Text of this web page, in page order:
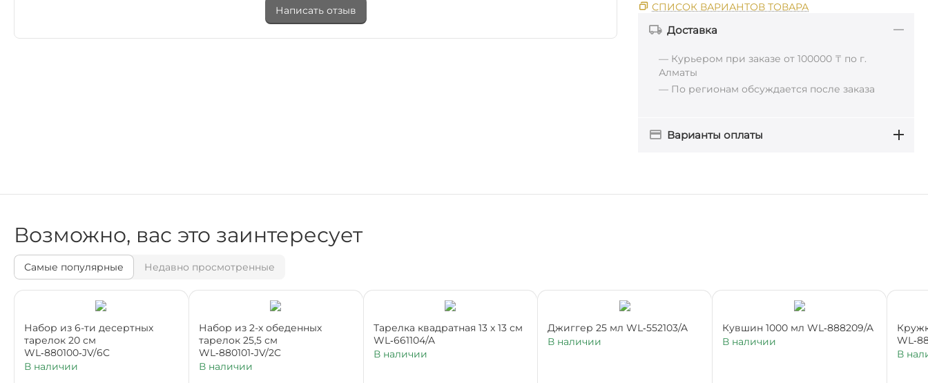
СПИСОК ВАРИАНТОВ ТОВАРА
Доставка
— Курьером при заказе от 100000 ₸ по г.
Алматы
— По регионам обсуждается после заказа
Варианты оплаты
Написать отзыв
Возможно, вас это заинтересует
Самые популярные Недавно просмотренные
Набор из 6-ти десертных
тарелок 20 см
WL‑880100‑JV/6C
В наличии
Набор из 2-х обеденных
тарелок 25,5 см
WL‑880101‑JV/2C
В наличии
Тарелка квадратная 13 x 13 см
WL‑661104/A
В наличии
Джиггер 25 мл WL‑552103/A
В наличии
Кувшин 1000 мл WL‑888209/A
В наличии
В